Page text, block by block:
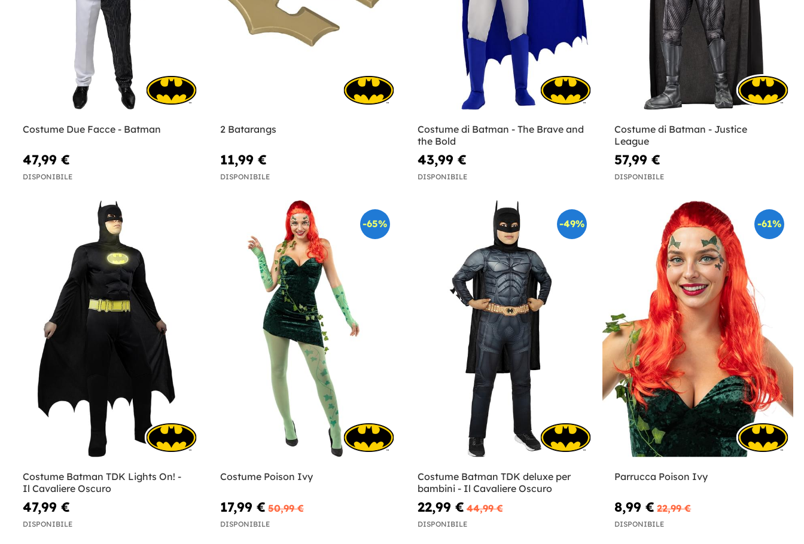
Costume Due Facce - Batman
47,99 €
DISPONIBILE
2 Batarangs
11,99 €
DISPONIBILE
Costume di Batman - The Brave and
the Bold
43,99 €
DISPONIBILE
Costume di Batman - Justice
League
57,99 €
DISPONIBILE
Costume Batman TDK Lights On! -
Il Cavaliere Oscuro
47,99 €
DISPONIBILE
-65%
Costume Poison Ivy
17,99 € 50,99 €
DISPONIBILE
-49%
Costume Batman TDK deluxe per
bambini - Il Cavaliere Oscuro
22,99 € 44,99 €
DISPONIBILE
-61%
Parrucca Poison Ivy
8,99 € 22,99 €
DISPONIBILE